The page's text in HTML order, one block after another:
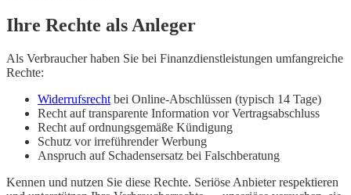
Ihre Rechte als Anleger
Als Verbraucher haben Sie bei Finanzdienstleistungen umfangreiche
Rechte:
Widerrufsrecht bei Online-Abschlüssen (typisch 14 Tage)
Recht auf transparente Information vor Vertragsabschluss
Recht auf ordnungsgemäße Kündigung
Schutz vor irreführender Werbung
Anspruch auf Schadensersatz bei Falschberatung
Kennen und nutzen Sie diese Rechte. Seriöse Anbieter respektieren